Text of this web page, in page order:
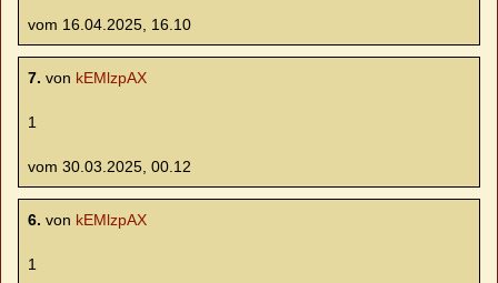
vom 16.04.2025, 16.10
7. von kEMlzpAX
1
vom 30.03.2025, 00.12
6. von kEMlzpAX
1